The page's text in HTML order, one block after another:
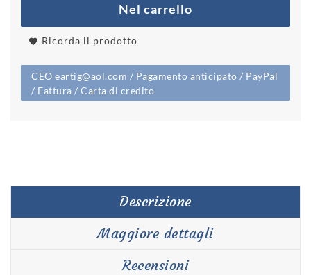
Nel carrello
Ricorda il prodotto
CEO eartig@aol.com / Pagamento anticipato / PayPal
/ Fattura / Carta di credito
Descrizione
Maggiore dettagli
Recensioni